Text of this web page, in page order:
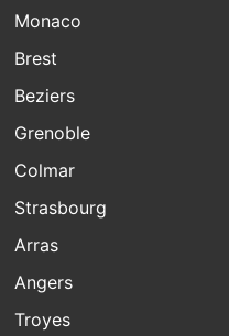
Monaco
Brest
Beziers
Grenoble
Colmar
Strasbourg
Arras
Angers
Troyes